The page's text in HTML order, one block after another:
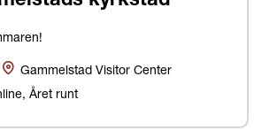
Plats
Gammelstad Visitor Center
Året runt